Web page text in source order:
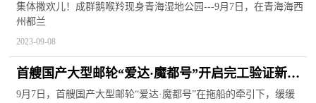
集体撒欢儿！成群鹅喉羚现身青海湿地公园---9月7日，在青海海西
州都兰
2023-09-08
首艘国产大型邮轮“爱达·魔都号”开启完工验证新航
程
9月7日，首艘国产大型邮轮“爱达·魔都号”在拖船的牵引下，缓缓